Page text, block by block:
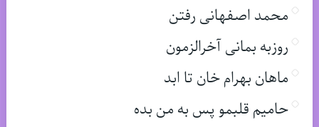
محمد اصفهانی رفتن
روزبه بمانی آخرالزمون
ماهان بهرام خان تا ابد
حامیم قلبمو پس به من بده